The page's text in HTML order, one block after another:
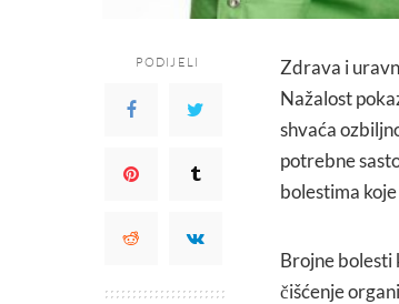
PODIJELI
Zdrava i
Nažalost
shvaća
potrebne
bolestima
Brojne bolesti
čišćenje